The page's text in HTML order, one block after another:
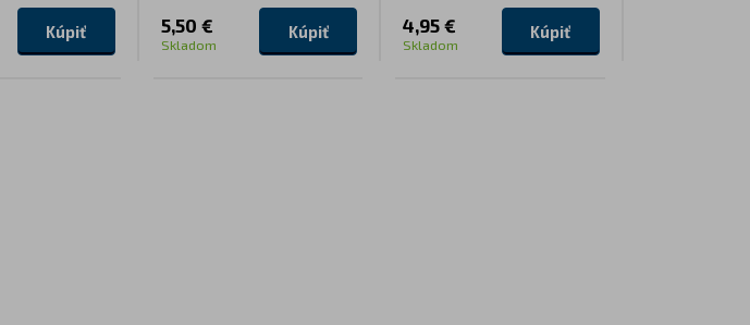
Kúpiť 5,50 €
Skladom
Kúpiť 4,95 €
Skladom
Kúpiť